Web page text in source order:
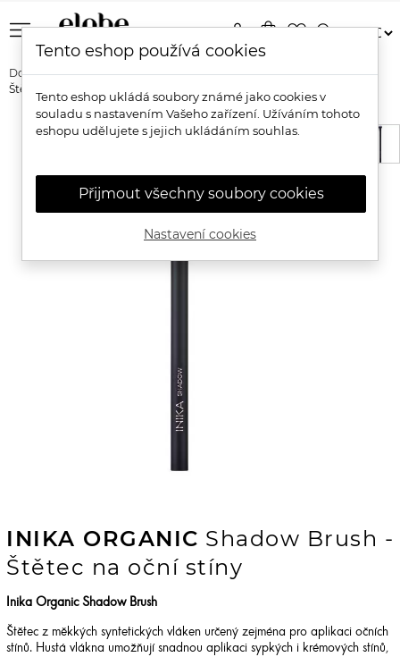
menu shopping_bagfavorite_bordersearch
person
Domů Značky Inika Organic
Inika Organic Shadow Brush -
Štětec na oční stíny
INIKA ORGANIC Shadow Brush -
Štětec na oční stíny
Inika Organic Shadow Brush
Štětec z měkkých syntetických vláken určený zejména pro aplikaci očních
stínů. Hustá vlákna umožňují snadnou aplikaci sypkých i krémových stínů,
Tento eshop používá cookies
Tento eshop ukládá soubory známé jako cookies v
souladu s nastavením Vašeho zařízení. Užíváním tohoto
eshopu udělujete s jejich ukládáním souhlas.
Přijmout všechny soubory cookies
Nastavení cookies